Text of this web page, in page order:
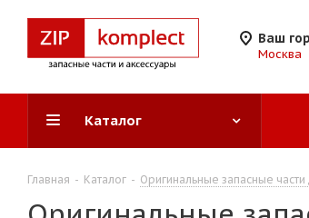
Ваш
Москва
Каталог
Главная - Каталог - Оригинальные запасные